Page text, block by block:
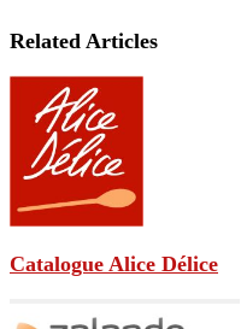
Related Articles
Catalogue Alice Délice